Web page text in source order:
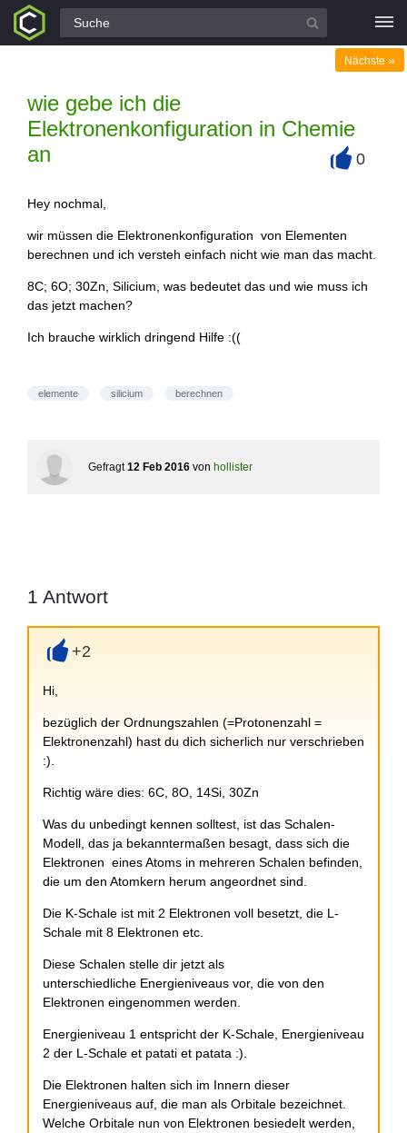
Alle Fragen
wie gebe ich die
Elektronenkonfiguration in Chemie
an
Nächste »
0
Hey nochmal,
wir müssen die Elektronenkonfiguration von Elementen
berechnen und ich versteh einfach nicht wie man das macht.
8C; 6O; 30Zn, Silicium, was bedeutet das und wie muss ich
das jetzt machen?
Ich brauche wirklich dringend Hilfe :((
elemente silicium berechnen
Gefragt 12 Feb 2016 von hollister
1 Antwort
+2
Hi,
bezüglich der Ordnungszahlen (=Protonenzahl =
Elektronenzahl) hast du dich sicherlich nur verschrieben
:).
Richtig wäre dies: 6C, 8O, 14Si, 30Zn
Was du unbedingt kennen solltest, ist das Schalen-
Modell, das ja bekanntermaßen besagt, dass sich die
Elektronen eines Atoms in mehreren Schalen befinden,
die um den Atomkern herum angeordnet sind.
Die K-Schale ist mit 2 Elektronen voll besetzt, die L-
Schale mit 8 Elektronen etc.
Diese Schalen stelle dir jetzt als
unterschiedliche Energieniveaus vor, die von den
Elektronen eingenommen werden.
Energieniveau 1 entspricht der K-Schale, Energieniveau
2 der L-Schale et patati et patata :).
Die Elektronen halten sich im Innern dieser
Energieniveaus auf, die man als Orbitale bezeichnet.
Welche Orbitale nun von Elektronen besiedelt werden,